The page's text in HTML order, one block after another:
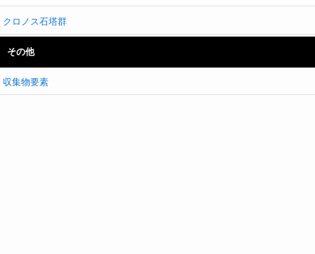
クロノス石塔群
その他
収集物要素